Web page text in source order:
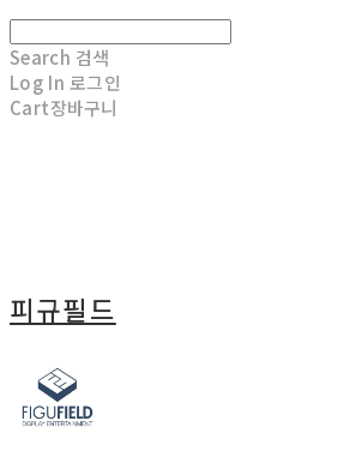
Search 검색
Log In 로그인
Cart장바구니
피규필드